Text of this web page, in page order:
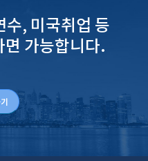
, 미국취업 등
가능합니다.